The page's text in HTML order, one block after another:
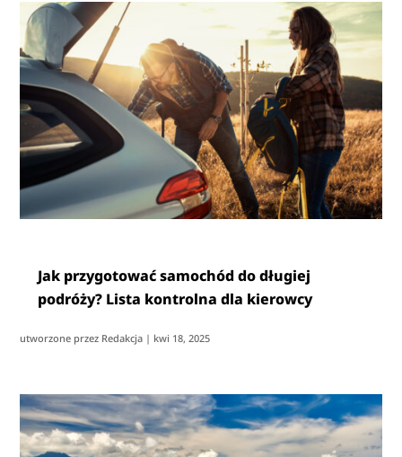
Jak przygotować samochód do długiej
podróży? Lista kontrolna dla kierowcy
utworzone przez Redakcja | kwi 18, 2025